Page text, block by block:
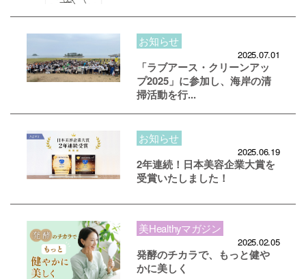
お知らせ
2025.07.01
「ラブアース・クリーンアッ
プ2025」に参加し、海岸の清
掃活動を行...
お知らせ
2025.06.19
2年連続！日本美容企業大賞を
受賞いたしました！
美Healthyマガジン
2025.02.05
発酵のチカラで、もっと健や
かに美しく